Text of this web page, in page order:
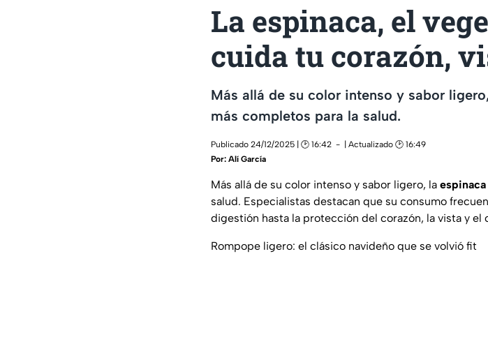
La espinaca, el
cuida tu corazón,
Más allá de su color intenso y sabor
más completos para la salud.
Publicado 24/12/2025 | 🕑 16:42
| Actualizado 🕑 16:49
Por: Alí García
Más allá de su color intenso y sabor ligero, la espinaca
salud. Especialistas destacan que su consumo
digestión hasta la protección del corazón, la vista y el
Rompope ligero: el clásico navideño que se volvió fit